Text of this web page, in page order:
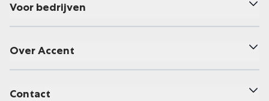
Voor bedrijven
Over Accent
Contact